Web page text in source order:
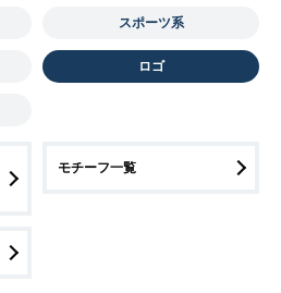
スポーツ系
ロゴ
モチーフ一覧